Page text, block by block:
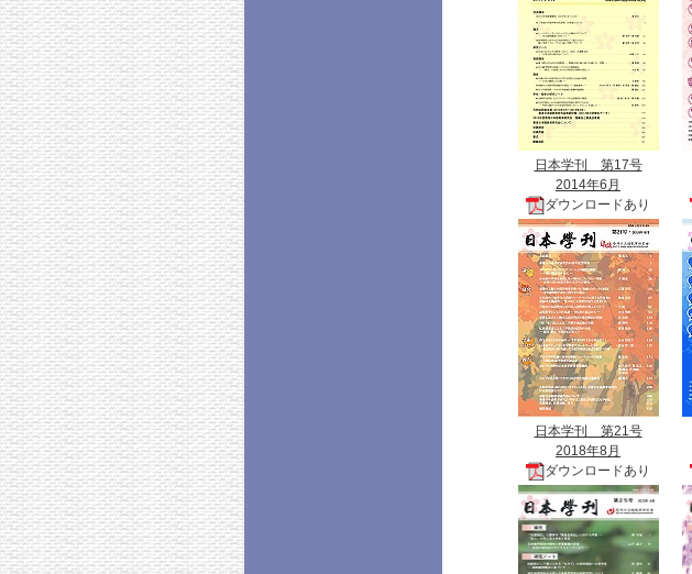
日本学刊 第17号
2014年6月
ダウンロードあり
日本学刊 第21号
2018年8月
ダウンロードあり